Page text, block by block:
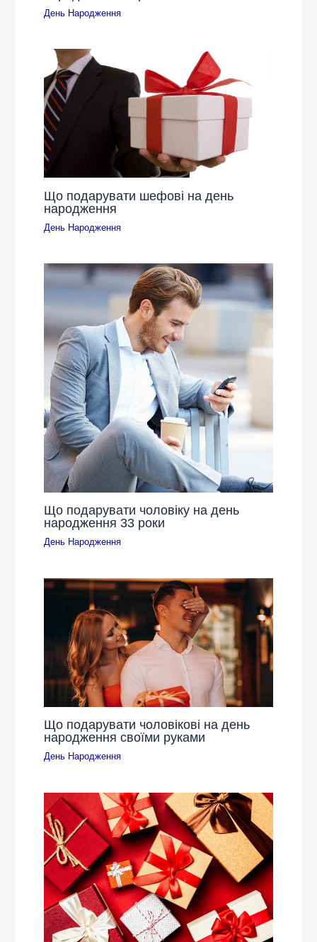
День Народження
Що подарувати шефові на день
народження
День Народження
Що подарувати чоловіку на день
народження 33 роки
День Народження
Що подарувати чоловікові на день
народження своїми руками
День Народження